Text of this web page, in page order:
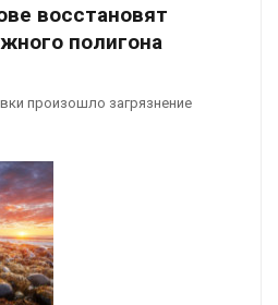
восстановят
полигона
произошло загрязнение